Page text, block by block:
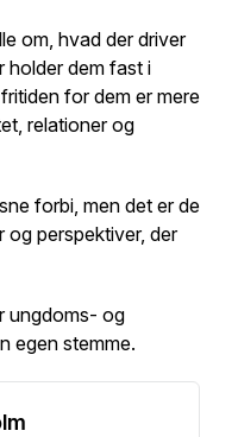
om, hvad der driver
holder dem fast i
for dem er mere
relationer og
forbi, men det er de
perspektiver, der
ungdoms- og
egen stemme.